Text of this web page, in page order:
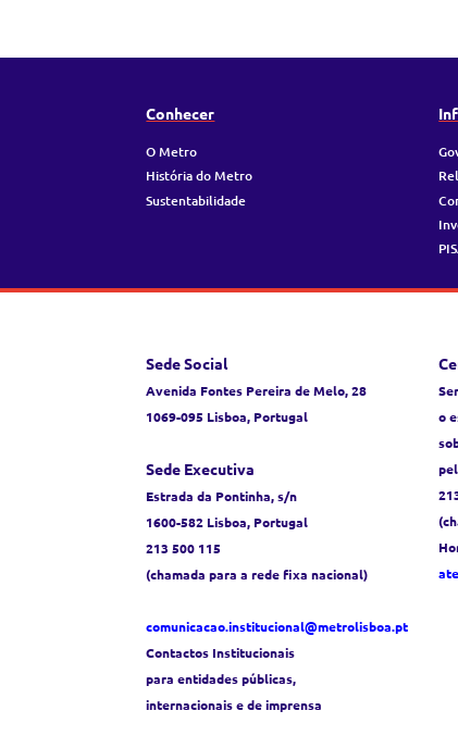
Conhecer
O Metro
História do Metro
Sustentabilidade
Sede Social
Avenida Fontes Pereira de Melo, 28
1069-095 Lisboa, Portugal
Sede Executiva
Estrada da Pontinha, s/n
1600-582 Lisboa, Portugal
213 500 115
(chamada para a rede fixa nacional)
comunicacao.institucional@metrolisboa.pt
Contactos Institucionais
para entidades públicas,
internacionais e de imprensa
o